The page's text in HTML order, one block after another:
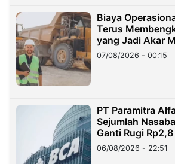
Biaya
Terus
yang Jadi Akar
07/08/2026 - 00:15
PT Paramitra
Sejumlah
Ganti Rugi
06/08/2026 - 22:51